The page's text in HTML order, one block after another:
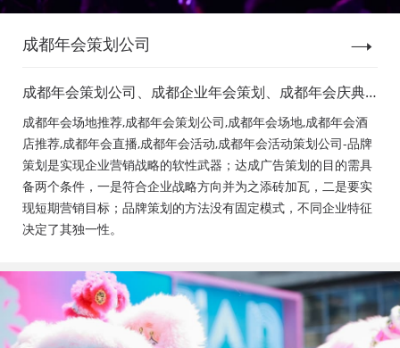
成都年会策划公司
成都年会策划公司、成都企业年会策划、成都年会庆典
策划、成都年会节目表演、成都年会节目演出、成都年
会活动策划公司、成都年会布置公司，成都年会现场搭
建公司，成都年会节目表演，年会节目创意节目，年会
策划方案详细流程，年会策划，年会致辞发言稿，年会
礼品，年会祝福语
成都年会场地推荐,成都年会策划公司,成都年会场地,成都年会酒
店推荐,成都年会直播,成都年会活动,成都年会活动策划公司-品牌
策划是实现企业营销战略的软性武器；达成广告策划的目的需具
备两个条件，一是符合企业战略方向并为之添砖加瓦，二是要实
现短期营销目标；品牌策划的方法没有固定模式，不同企业特征
决定了其独一性。